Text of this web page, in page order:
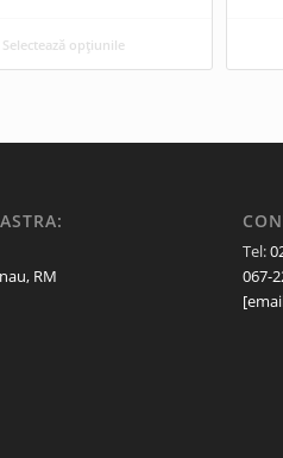
Selectează opțiunile
RM
Tel:
067-